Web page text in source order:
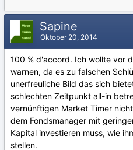
Sapine
Oktober 20, 2014
100 % d'accord. Ich wollte vor
warnen, da es zu falschen
unerfreuliche Bild das sich
schlechten Zeitpunkt all-in
vernünftigen Market Timer
dem Fondsmanager mit
Kapital investieren muss, wie
stellen.